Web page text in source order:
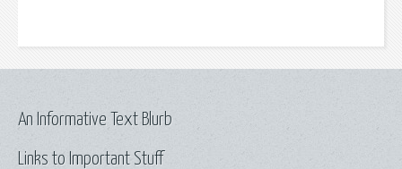
Links to Important Stuff
An Informative Text Blurb